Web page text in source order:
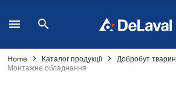
Home Каталог продукції Добробут тварин
Монтажне обладнання